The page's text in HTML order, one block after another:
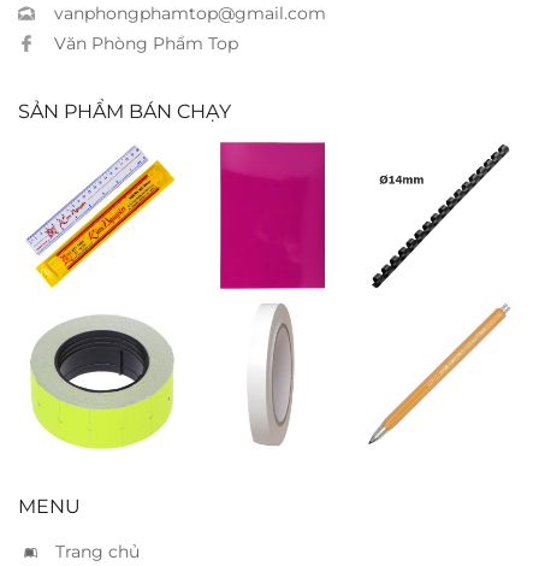
vanphongphamtop@gmail.com
Văn Phòng Phẩm Top
SẢN PHẨM BÁN CHẠY
Thước cứng
20cm
Gáy lò xo nhựa
14mm – 100 tờ
Nhãn dán giá
vàng
Băng keo 2
mặt 1.2cm
Bút chì bấm
Koh I Noor 3 ly
5205
MENU
Trang chủ